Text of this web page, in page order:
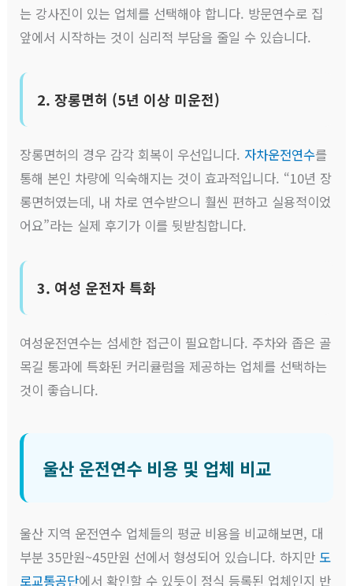
는 강사진이 있는 업체를 선택해야 합니다. 방문연수로 집
앞에서 시작하는 것이 심리적 부담을 줄일 수 있습니다.
2. 장롱면허 (5년 이상 미운전)
장롱면허의 경우 감각 회복이 우선입니다. 자차운전연수를
통해 본인 차량에 익숙해지는 것이 효과적입니다. “10년 장
롱면허였는데, 내 차로 연수받으니 훨씬 편하고 실용적이었
어요”라는 실제 후기가 이를 뒷받침합니다.
3. 여성 운전자 특화
여성운전연수는 섬세한 접근이 필요합니다. 주차와 좁은 골
목길 통과에 특화된 커리큘럼을 제공하는 업체를 선택하는
것이 좋습니다.
울산 운전연수 비용 및 업체 비교
울산 지역 운전연수 업체들의 평균 비용을 비교해보면, 대
부분 35만원~45만원 선에서 형성되어 있습니다. 하지만 도
로교통공단에서 확인할 수 있듯이 정식 등록된 업체인지 반